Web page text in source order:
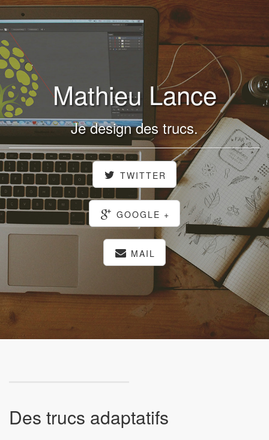
Mathieu Lance
Je design des trucs.
TWITTER
GOOGLE +
MAIL
Des trucs adaptatifs